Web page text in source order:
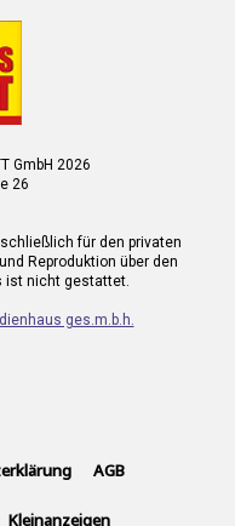
GmbH 2026
26
für den privaten
Reproduktion über den
ist nicht gestattet.
ges.m.b.h.
AGB
Kleinanzeigen